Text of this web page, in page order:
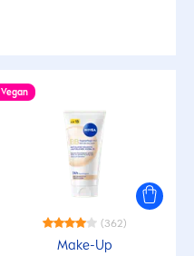
Vegan
(362)
Make-Up